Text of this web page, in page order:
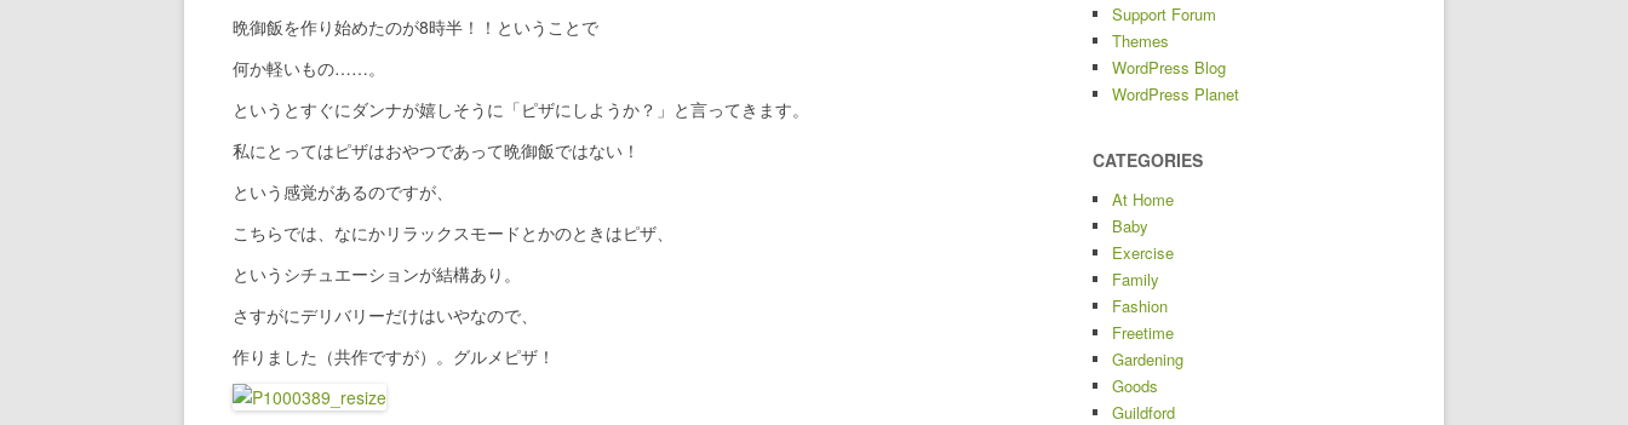
晩御飯を作り始めたのが8時半！！ということで
何か軽いもの……。
というとすぐにダンナが嬉しそうに「ピザにしようか？」と言ってきます。
私にとってはピザはおやつであって晩御飯ではない！
という感覚があるのですが、
こちらでは、なにかリラックスモードとかのときはピザ、
というシチュエーションが結構あり。
さすがにデリバリーだけはいやなので、
作りました（共作ですが）。グルメピザ！
Support Forum
Themes
WordPress Blog
WordPress Planet
CATEGORIES
At Home
Baby
Exercise
Family
Fashion
Freetime
Gardening
Goods
Guildford